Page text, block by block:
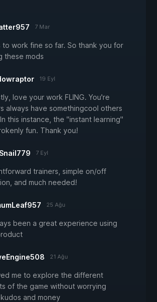
7 Mar
to work fine so far. So thank you for
these mods
19 Eyl
love your work FLING. You're
always have somethingcool others
this instance, the "instant learning"
fun. Thank you!
7 Eyl
trainers, simple on/off
and much needed!
25 Ağu
been a great experience using
21 Ağu
me to explore the different
of the game without worrying
and money